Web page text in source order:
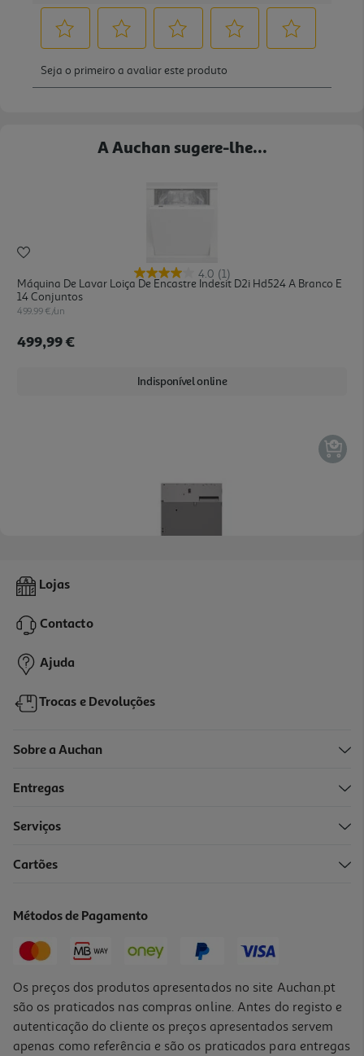
A Auchan sugere-lhe...
4.0 (1)
Máquina De Lavar Loiça De Encastre Indesit D2i Hd524 A Branco E
14 Conjuntos
499.99 €/un
499,99 €
Indisponível online
Máquina Lavar Loiça Lg Db273tx Inox Encastre A 14 Conjuntos
649,99 €
Lojas
Contacto
Ajuda
Trocas e Devoluções
Sobre a Auchan
Entregas
Serviços
Cartões
Métodos de Pagamento
Os preços dos produtos apresentados no site Auchan.pt
são os praticados nas compras online. Antes do registo e
autenticação do cliente os preços apresentados servem
apenas como referência e são os praticados para entregas